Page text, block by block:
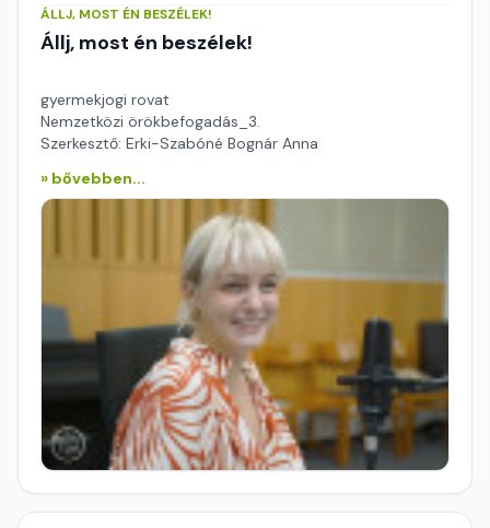
ÁLLJ, MOST ÉN BESZÉLEK!
Állj, most én beszélek!
gyermekjogi rovat
Nemzetközi örökbefogadás_3.
Szerkesztő: Erki-Szabóné Bognár Anna
» bővebben...